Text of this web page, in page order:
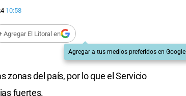
10:58
Agregar El Litoral en
Agregar a tus medios preferidos en Google
zonas del país, por lo que el Servicio
fuertes.